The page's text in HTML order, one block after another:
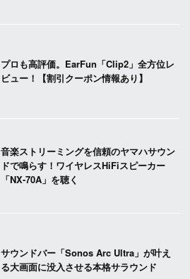
プロも高評価。EarFun「Clip2」全方位レ
ビュー！【割引クーポン情報あり】
音楽ストリーミングを信頼のヤマハサウン
ドで鳴らす！ワイヤレスHiFiスピーカー
「NX-70A」を聴く
サウンドバー「Sonos Arc Ultra」が叶え
る大画面に没入させる本格サラウンド